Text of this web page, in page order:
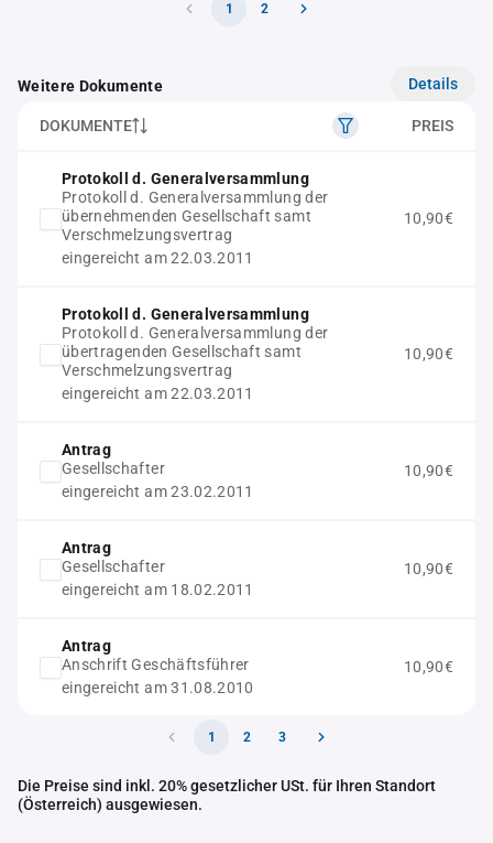
1 2
Weitere Dokumente Details
DOKUMENTE PREIS
Protokoll d. Generalversammlung
Protokoll d. Generalversammlung der
übernehmenden Gesellschaft samt
Verschmelzungsvertrag
eingereicht am 22.03.2011
10,90€
Protokoll d. Generalversammlung
Protokoll d. Generalversammlung der
übertragenden Gesellschaft samt
Verschmelzungsvertrag
eingereicht am 22.03.2011
10,90€
Antrag
Gesellschafter
eingereicht am 23.02.2011
10,90€
Antrag
Gesellschafter
eingereicht am 18.02.2011
10,90€
Antrag
Anschrift Geschäftsführer
eingereicht am 31.08.2010
10,90€
1 2 3
Die Preise sind inkl. 20% gesetzlicher USt. für Ihren Standort
(Österreich) ausgewiesen.